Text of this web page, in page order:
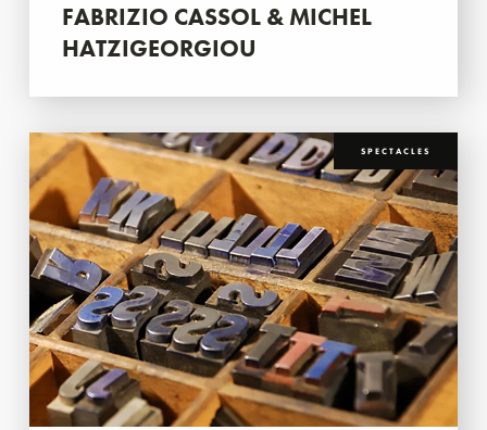
FABRIZIO CASSOL & MICHEL
HATZIGEORGIOU
SPECTACLES